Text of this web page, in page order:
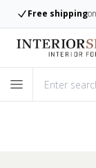
Free shipping